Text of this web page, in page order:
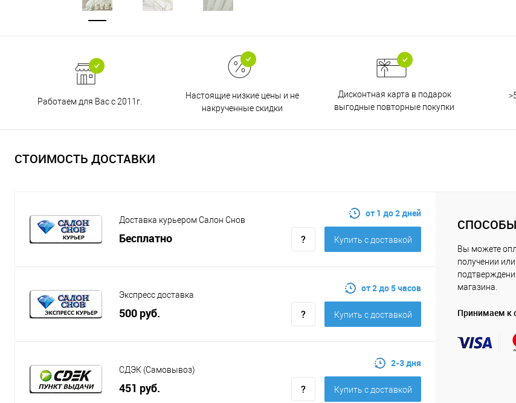
Работаем для Вас с 2011г.
Настоящие низкие цены и не
накрученные скидки
Дисконтная карта в подарок
выгодные повторные покупки
СТОИМОСТЬ ДОСТАВКИ
Доставка курьером Салон Снов
Бесплатно
от 1 до 2 дней
Купить c доставкой
Экспресс доставка
500 руб.
от 2 до 5 часов
Купить c доставкой
СДЭК (Самовывоз)
451 руб.
2-3 дня
Купить c доставкой
Вы можете
получении
магазина.
Принимаем к